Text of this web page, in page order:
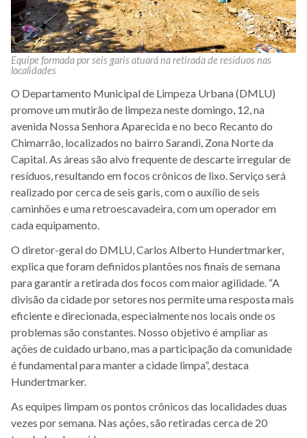
Equipe formada por seis garis atuará na retirada de resíduos nas
localidades
O Departamento Municipal de Limpeza Urbana (DMLU)
promove um mutirão de limpeza neste domingo, 12, na
avenida Nossa Senhora Aparecida e no beco Recanto do
Chimarrão, localizados no bairro Sarandi, Zona Norte da
Capital. As áreas são alvo frequente de descarte irregular de
resíduos, resultando em focos crônicos de lixo. Serviço será
realizado por cerca de seis garis, com o auxílio de seis
caminhões e uma retroescavadeira, com um operador em
cada equipamento.
O diretor-geral do DMLU, Carlos Alberto Hundertmarker,
explica que foram definidos plantões nos finais de semana
para garantir a retirada dos focos com maior agilidade. “A
divisão da cidade por setores nos permite uma resposta mais
eficiente e direcionada, especialmente nos locais onde os
problemas são constantes. Nosso objetivo é ampliar as
ações de cuidado urbano, mas a participação da comunidade
é fundamental para manter a cidade limpa”, destaca
Hundertmarker.
As equipes limpam os pontos crônicos das localidades duas
vezes por semana. Nas ações, são retiradas cerca de 20